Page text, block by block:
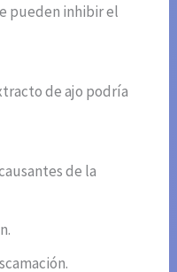
pueden inhibir el
de ajo podría
de la